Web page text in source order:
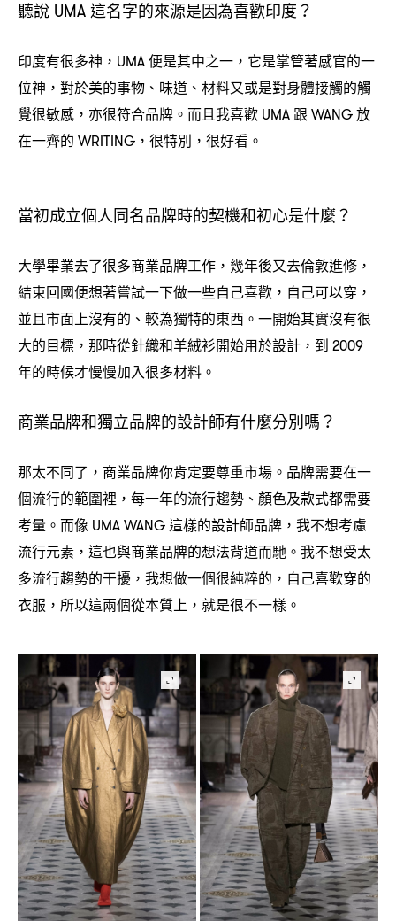
聽說 UMA這名字的來源是因為喜歡印度？
印度有很多神 ，UMA便是其中之一 ， 它是掌管著感官的一
位神 ， 對於美的事物、味道、材料又或是對身體接觸的觸
覺很敏感 ， 亦很符合品牌。而且我喜歡 UMA 跟 WANG放
在一齊的 WRITING， 很特別 ， 很好看。
當初成立個人同名品牌時的契機和初心是什麼？
大學畢業去了很多商業品牌工作 ， 幾年後又去倫敦進修 ，
結束回國便想著嘗試一下做一些自己喜歡 ， 自己可以穿 ，
並且市面上沒有的、較為獨特的東西。一開始其實沒有很
大的目標 ， 那時從針織和羊絨衫開始用於設計 ， 到 2009
年的時候才慢慢加入很多材料。
商業品牌和獨立品牌的設計師有什麼分別嗎？
那太不同了 ， 商業品牌你肯定要尊重市場。品牌需要在一
個流行的範圍裡 ， 每一年的流行趨勢、顏色及款式都需要
考量。而像 UMA WANG這樣的設計師品牌 ， 我不想考慮
流行元素 ， 這也與商業品牌的想法背道而馳。我不想受太
多流行趨勢的干擾 ， 我想做一個很純粹的 ， 自己喜歡穿的
衣服 ， 所以這兩個從本質上 ， 就是很不一樣。